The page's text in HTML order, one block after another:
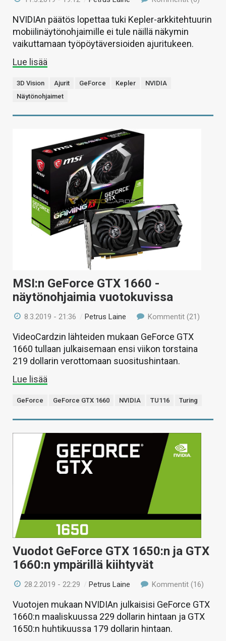
NVIDIAn päätös lopettaa tuki Kepler-arkkitehtuurin
mobiilinäytönohjaimille ei tule näillä näkymin
vaikuttamaan työpöytäversioiden ajuritukeen.
Lue lisää
3D Vision Ajurit GeForce Kepler
NVIDIA
Näytönohjaimet
MSI:n GeForce GTX 1660 -
näytönohjaimia vuotokuvissa
8.3.2019 - 21:36 / Petrus Laine Kommentit (21)
VideoCardzin lähteiden mukaan GeForce GTX
1660 tullaan julkaisemaan ensi viikon torstaina
219 dollarin verottomaan suositushintaan.
Lue lisää
GeForce GeForce GTX 1660 NVIDIA TU116 Turing
Vuodot GeForce GTX 1650:n ja GTX
1660:n ympärillä kiihtyvät
28.2.2019 - 22:29 /Petrus Laine Kommentit (16)
Vuotojen mukaan NVIDIAn julkaisisi GeForce GTX
1660:n maaliskuussa 229 dollarin hintaan ja GTX
1650:n huhtikuussa 179 dollarin hintaan.